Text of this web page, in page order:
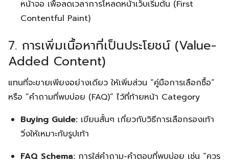
หน้าจอ เพื่อลดเวลาการโหลดหน้าเว็บเริ่มต้น (First
Contentful Paint)
7. การเพิ่มเนื้อหาที่เป็นประโยชน์ (Value-
Added Content)
แทนที่จะขายเพียงอย่างเดียว ให้เพิ่มส่วน “คู่มือการเลือกซื้อ”
หรือ “คำถามที่พบบ่อย (FAQ)” ไว้ที่ท้ายหน้า Category
Buying Guide: เขียนสั้นๆ เกี่ยวกับวิธีการเลือกรองเท้า
วิ่งให้เหมาะกับรูปเท้า
FAQ Schema: การใส่คำถาม-คำตอบที่พบบ่อย เช่น “ควร